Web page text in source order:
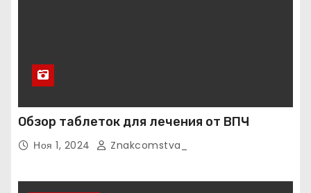
Обзор таблеток для лечения от ВПЧ
Ноя 1, 2024 Znakcomstva_